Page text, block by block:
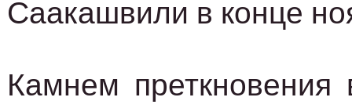
Саакашвили в конце
Камнем